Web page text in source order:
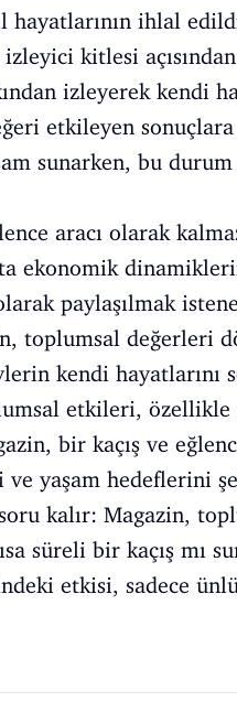
hayatlarının ihlal
izleyici kitlesi
izleyerek kendi
etkileyen
sunarken, bu
aracı olarak
ekonomik
paylaşılmak
toplumsal değerleri
kendi hayatlarını
etkileri,
bir kaçış ve
yaşam hedeflerini
kalır: Magazin,
süreli bir kaçış mı
etkisi, sadece